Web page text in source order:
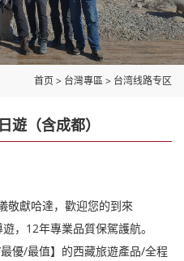
首页> 台灣專區> 台湾线路专区
遊（含成都）
敬獻哈達，歡迎您的到來
，12年專業品質保駕護航。
優/最值】的西藏旅遊產品/全程